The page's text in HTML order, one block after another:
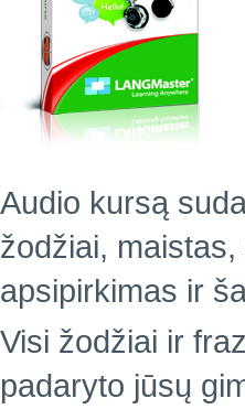
Audio kursą
žodžiai,
apsipirkimas ir
Visi žodžiai ir
padaryto jūsų